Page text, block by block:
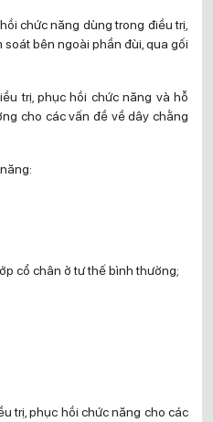
chức năng dùng trong điều trị,
bên ngoài phần đùi, qua gối
trị, phục hồi chức năng và hỗ
cho các vấn đề về dây chằng
cổ chân ở tư thế bình thường;
trị, phục hồi chức năng cho các